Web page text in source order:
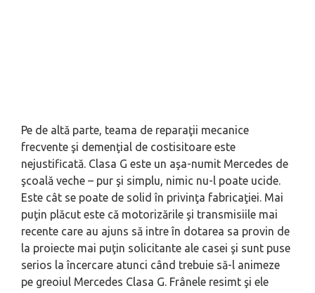
Pe de altă parte, teama de reparaţii mecanice
frecvente şi demenţial de costisitoare este
nejustificată. Clasa G este un aşa-numit Mercedes de
şcoală veche – pur şi simplu, nimic nu-l poate ucide.
Este cât se poate de solid în privinţa fabricaţiei. Mai
puţin plăcut este că motorizările şi transmisiile mai
recente care au ajuns să intre în dotarea sa provin de
la proiecte mai puţin solicitante ale casei şi sunt puse
serios la încercare atunci când trebuie să-l animeze
pe greoiul Mercedes Clasa G. Frânele resimt şi ele